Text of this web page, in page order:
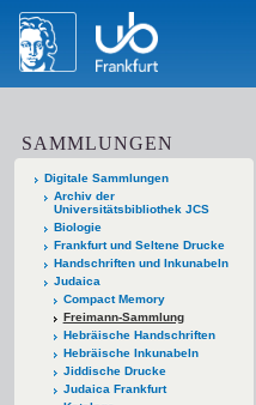
SAMMLUNGEN
Digitale Sammlungen
Archiv der
Universitätsbibliothek JCS
Biologie
Frankfurt und Seltene Drucke
Handschriften und Inkunabeln
Judaica
Compact Memory
Freimann-Sammlung
Hebräische Handschriften
Hebräische Inkunabeln
Jiddische Drucke
Judaica Frankfurt